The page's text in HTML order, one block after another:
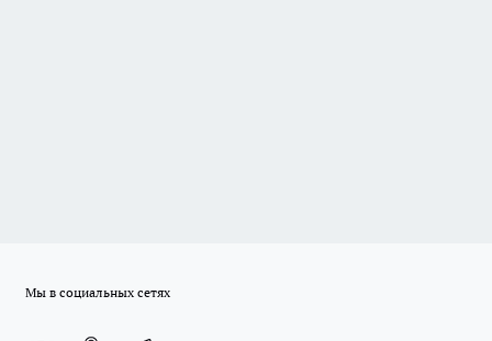
Мы в социальных сетях